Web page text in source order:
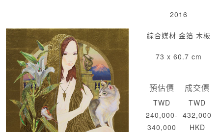
2016
綜合媒材 金箔 木板
73 x 60.7 cm
預估價
TWD
240,000-
340,000
成交價
TWD
432,000
HKD